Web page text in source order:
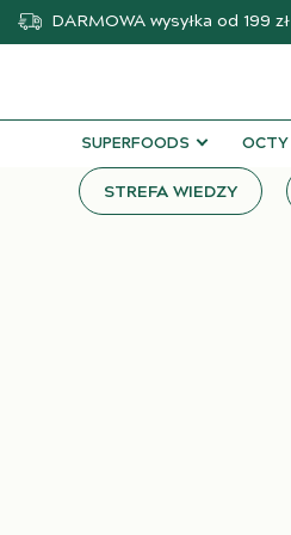
DARMOWA wysyłka od 199 zł
SUPERFOODS OCTY
STREFA WIEDZY